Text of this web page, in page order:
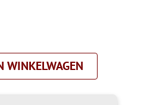
WINKELWAGEN